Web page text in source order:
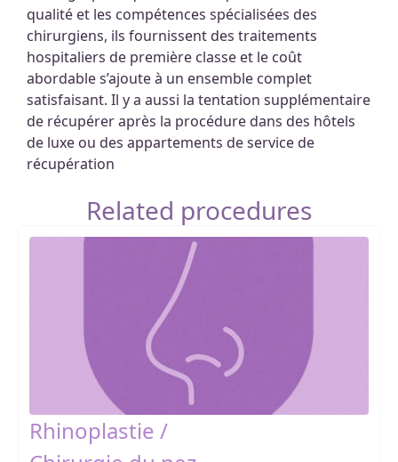
qualité et les compétences spécialisées des
chirurgiens, ils fournissent des traitements
hospitaliers de première classe et le coût
abordable s’ajoute à un ensemble complet
satisfaisant. Il y a aussi la tentation supplémentaire
de récupérer après la procédure dans des hôtels
de luxe ou des appartements de service de
récupération
Related procedures
Rhinoplastie /